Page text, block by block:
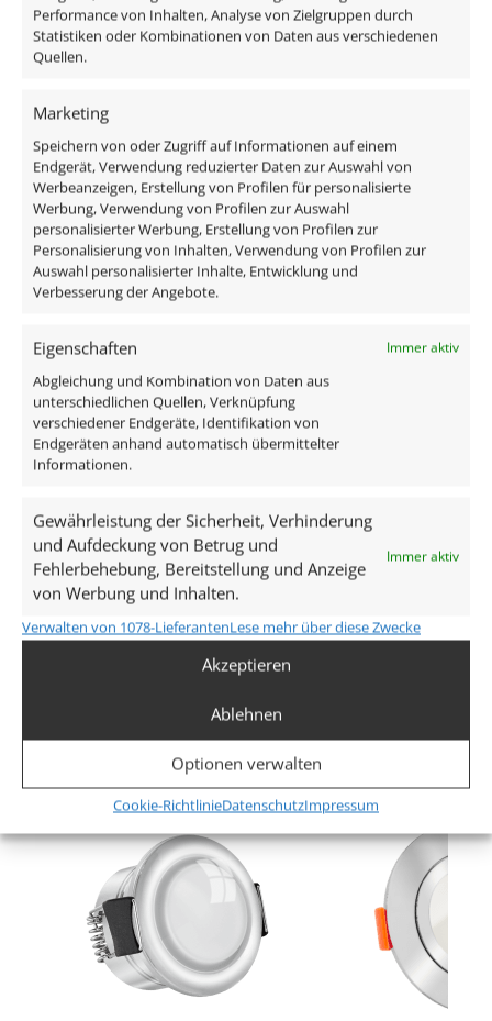
Performance von Inhalten, Analyse von Zielgruppen durch
Statistiken oder Kombinationen von Daten aus verschiedenen
Quellen.
Marketing
Speichern von oder Zugriff auf Informationen auf einem
Endgerät, Verwendung reduzierter Daten zur Auswahl von
Werbeanzeigen, Erstellung von Profilen für personalisierte
Werbung, Verwendung von Profilen zur Auswahl
personalisierter Werbung, Erstellung von Profilen zur
Personalisierung von Inhalten, Verwendung von Profilen zur
Auswahl personalisierter Inhalte, Entwicklung und
Verbesserung der Angebote.
Eigenschaften Immer aktiv
Abgleichung und Kombination von Daten aus
unterschiedlichen Quellen, Verknüpfung
verschiedener Endgeräte, Identifikation von
Endgeräten anhand automatisch übermittelter
Informationen.
Gewährleistung der Sicherheit, Verhinderung
und Aufdeckung von Betrug und
Fehlerbehebung, Bereitstellung und Anzeige
von Werbung und Inhalten.
Immer aktiv
Verwalten von 1078-LieferantenLese mehr über diese Zwecke
Akzeptieren
Ablehnen
Optionen verwalten
Cookie-RichtlinieDatenschutzImpressum
Lieferumfang:
1x Trafo
1x Verbindungsklemme
Technische Daten
Gesamtmaße
40×35mm
Lochausschnitt Ø
34–37mm
Spannung (V)
AC 230V
Leistung (W)
3,3W
Glühbirnenersatz
25W
100° Linse
Lichtstrom (Lumen)
Lichtfarbtemperatur (K)
Mehr anzeigen
Ähnliche Produkte